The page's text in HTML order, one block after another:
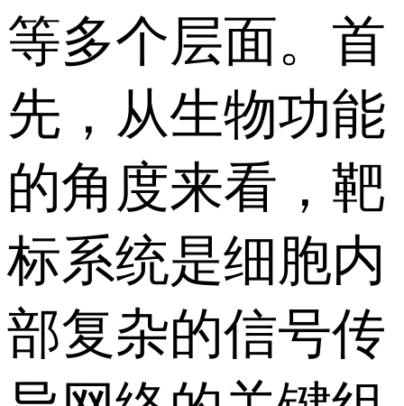
等多个层面。首
先，从生物功能
的角度来看，靶
标系统是细胞内
部复杂的信号传